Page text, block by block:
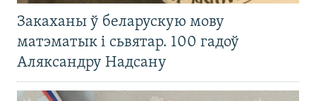
Закаханы ў беларускую мову
матэматык і сьвятар. 100 гадоў
Аляксандру Надсану